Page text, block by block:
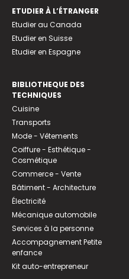
ETUDIER À L’ÉTRANGER
Etudier au Canada
Etudier en Suisse
Etudier en Espagne
BIBLIOTHEQUE DES
TECHNIQUES
Cuisine
Transports
Mode - Vêtements
Coiffure - Esthétique -
Cosmétique
Commerce - Vente
Bâtiment - Architecture
Électricité
Mécanique automobile
Services à la personne
Accompagnement Petite
enfance
Kit auto-entrepreneur